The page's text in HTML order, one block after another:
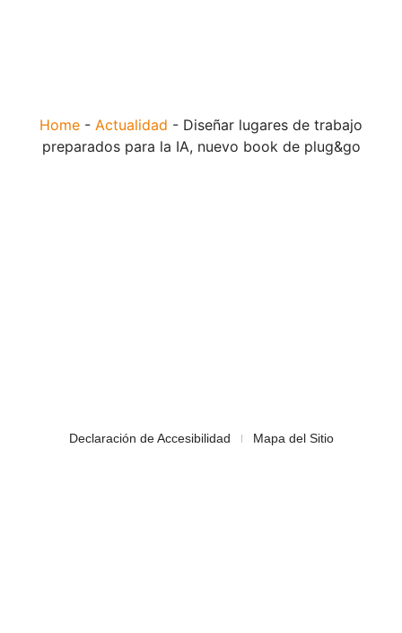
Home - Actualidad - Diseñar lugares de trabajo
preparados para la IA, nuevo book de plug&go
Declaración de Accesibilidad Mapa del Sitio